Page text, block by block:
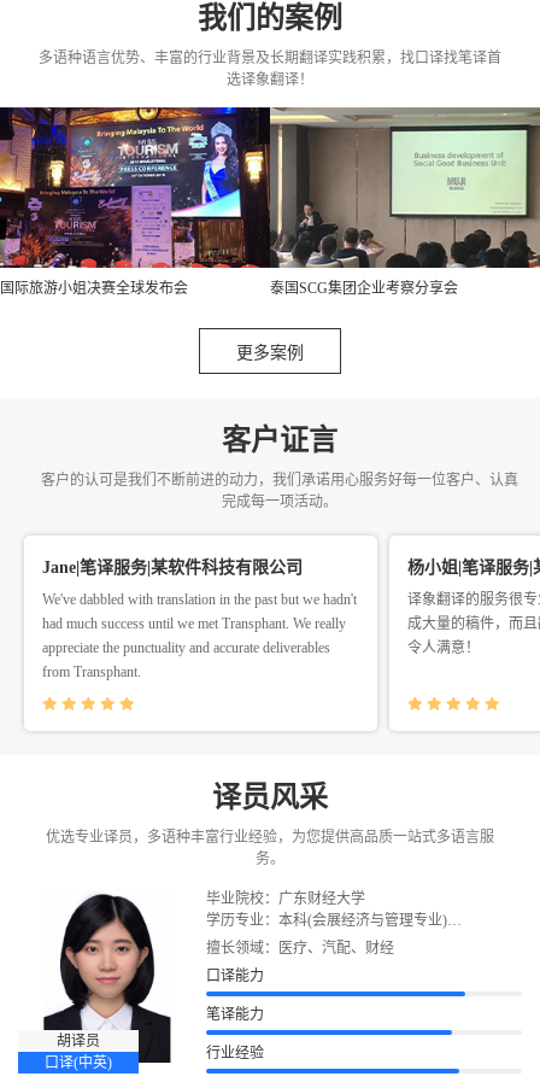
我们的案例
多语种语言优势、丰富的行业背景及长期翻译实践积累，找口译找笔译首
选译象翻译！
国际旅游小姐决赛全球发布会 泰国SCG集团企业考察分享会
更多案例
客户证言
客户的认可是我们不断前进的动力，我们承诺用心服务好每一位客户、认真
完成每一项活动。
Jane|笔译服务|某软件科技有限公司
We've dabbled with translation in the past but we hadn't
had much success until we met Transphant. We really
appreciate the punctuality and accurate deliverables
from Transphant.
杨小姐|笔译服务|
译象翻译的服务很
成大量的稿件，而
令人满意！
译员风采
优选专业译员，多语种丰富行业经验，为您提供高品质一站式多语言服
务。
胡译员
口译(中英)
毕业院校：广东财经大学
学历专业：本科(会展经济与管理专业)
语言证书：CATTI二级口译、CATTI三级笔译、雅
擅长领域：医疗、汽配、财经
口译能力
笔译能力
行业经验